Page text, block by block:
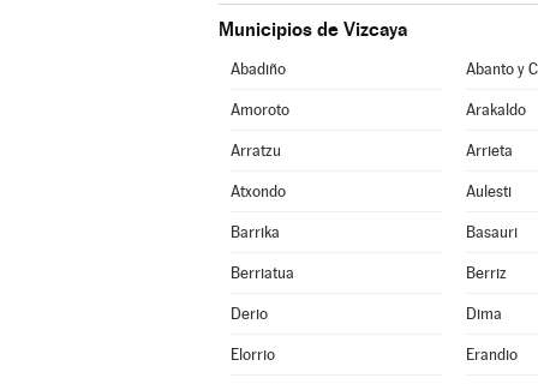
Municipios de Vizcaya
Abadiño
Amoroto Arakaldo
Arratzu Arrieta
Atxondo Aulesti
Barrika Basauri
Berriatua Berriz
Derio Dima
Elorrio Erandio